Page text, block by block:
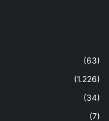
(63)
(1.226)
(34)
(7)